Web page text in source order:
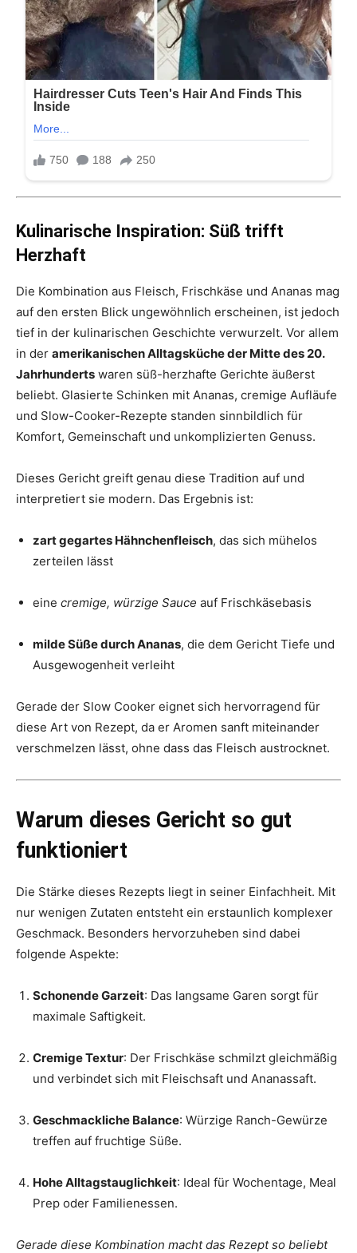
Kulinarische Inspiration: Süß trifft
Herzhaft
Die Kombination aus Fleisch, Frischkäse und Ananas mag
auf den ersten Blick ungewöhnlich erscheinen, ist jedoch
tief in der kulinarischen Geschichte verwurzelt. Vor allem
in der amerikanischen Alltagsküche der Mitte des 20.
Jahrhunderts waren süß-herzhafte Gerichte äußerst
beliebt. Glasierte Schinken mit Ananas, cremige Aufläufe
und Slow-Cooker-Rezepte standen sinnbildlich für
Komfort, Gemeinschaft und unkomplizierten Genuss.
Dieses Gericht greift genau diese Tradition auf und
interpretiert sie modern. Das Ergebnis ist:
zart gegartes Hähnchenfleisch, das sich mühelos
zerteilen lässt
eine cremige, würzige Sauce auf Frischkäsebasis
milde Süße durch Ananas, die dem Gericht Tiefe und
Ausgewogenheit verleiht
Gerade der Slow Cooker eignet sich hervorragend für
diese Art von Rezept, da er Aromen sanft miteinander
verschmelzen lässt, ohne dass das Fleisch austrocknet.
Warum dieses Gericht so gut
funktioniert
Die Stärke dieses Rezepts liegt in seiner Einfachheit. Mit
nur wenigen Zutaten entsteht ein erstaunlich komplexer
Geschmack. Besonders hervorzuheben sind dabei
folgende Aspekte:
Schonende Garzeit: Das langsame Garen sorgt für
maximale Saftigkeit.
Cremige Textur: Der Frischkäse schmilzt gleichmäßig
und verbindet sich mit Fleischsaft und Ananassaft.
Geschmackliche Balance: Würzige Ranch-Gewürze
treffen auf fruchtige Süße.
Hohe Alltagstauglichkeit: Ideal für Wochentage, Meal
Prep oder Familienessen.
Gerade diese Kombination macht das Rezept so beliebt